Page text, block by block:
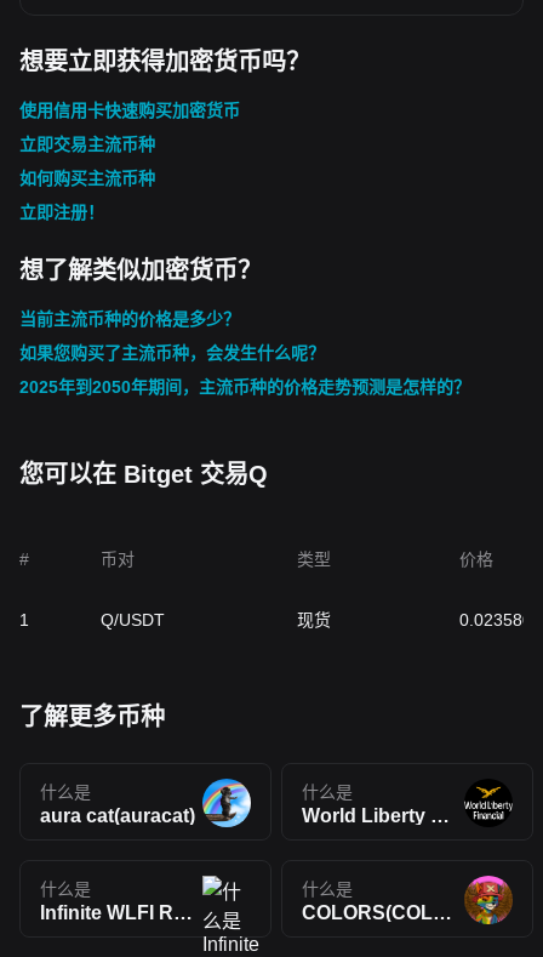
想要立即获得加密货币吗？
使用信用卡快速购买加密货币
立即交易主流币种
如何购买主流币种
立即注册！
想了解类似加密货币？
当前主流币种的价格是多少？
如果您购买了主流币种，会发生什么呢？
2025年到2050年期间，主流币种的价格走势预测是怎样的？
您可以在 Bitget 交易Q
# 币对 类型 价格
1 Q/USDT 现货 0.0235805
了解更多币种
什么是
aura cat(auracat)
什么是
World Liberty Ponzi(WLP)
什么是
Infinite WLFI Rewards(IWLFI)
什么是
COLORS(COLORS🔥)